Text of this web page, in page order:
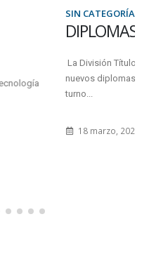
informa que ingresaron
en febrero 2021 coordinando